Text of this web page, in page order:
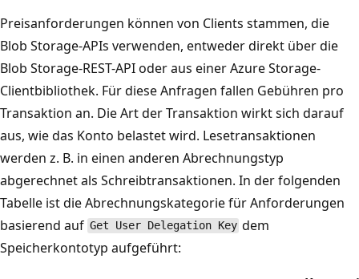
Preisanforderungen können von Clients stammen, die
Blob Storage-APIs verwenden, entweder direkt über die
Blob Storage-REST-API oder aus einer Azure Storage-
Clientbibliothek. Für diese Anfragen fallen Gebühren pro
Transaktion an. Die Art der Transaktion wirkt sich darauf
aus, wie das Konto belastet wird. Lesetransaktionen
werden z. B. in einen anderen Abrechnungstyp
abgerechnet als Schreibtransaktionen. In der folgenden
Tabelle ist die Abrechnungskategorie für Anforderungen
basierend auf Get User Delegation Key dem
Speicherkontotyp aufgeführt: